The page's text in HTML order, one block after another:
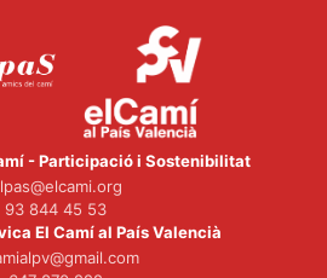
- Participació i Sostenibilitat
93 844 45 53
El Camí al País Valencià